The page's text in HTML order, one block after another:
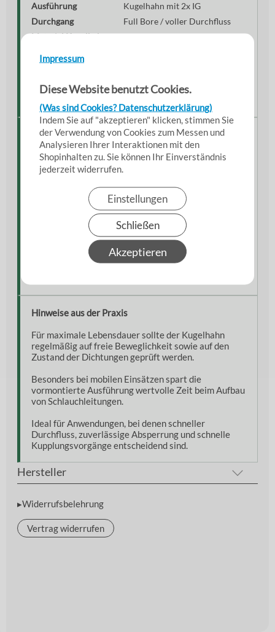
Impressum
Diese Website benutzt Cookies.
(Was sind Cookies? Datenschutzerklärung)
Indem Sie auf "akzeptieren" klicken, stimmen Sie
der Verwendung von Cookies zum Messen und
Analysieren Ihrer Interaktionen mit den
Shopinhalten zu. Sie können Ihr Einverständnis
jederzeit widerrufen.
Einstellungen
Schließen
Akzeptieren
Ausführung
Kugelhahn mit 2x IG
Durchgang
Full Bore / voller Durchfluss
Material Kugelhahn
Messing
Kupplungssystem
Bedienung
Hebelgriff
Besonderheiten
Die vormontierten Storz-Kupplungen ermöglichen
eine besonders schnelle Integration in bestehende
Durch die Full-Bore-Bauweise entstehen nur
minimale Druckverluste, wodurch der Kugelhahn
optimal für Anwendungen mit hohem
Wasserdurchsatz geeignet ist.
Der robuste Hebelgriff erlaubt eine sichere
Bedienung auch unter anspruchsvollen
Hinweise aus der Praxis
Für maximale Lebensdauer sollte der Kugelhahn
regelmäßig auf freie Beweglichkeit sowie auf den
Zustand der Dichtungen geprüft werden.
Besonders bei mobilen Einsätzen spart die
vormontierte Ausführung wertvolle Zeit beim Aufbau
von Schlauchleitungen.
Ideal für Anwendungen, bei denen schneller
Durchfluss, zuverlässige Absperrung und schnelle
Kupplungsvorgänge entscheidend sind.
Hersteller
▸Widerrufsbelehrung
Vertrag widerrufen